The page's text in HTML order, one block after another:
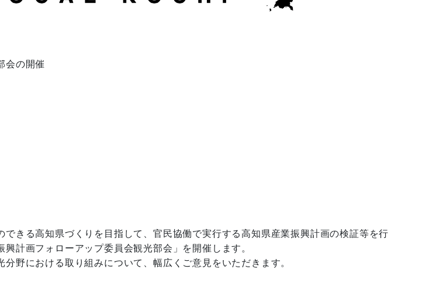
会の開催
きる高知県づくりを目指して、官民協働で実行する高知県産業振興計画の検証等を行
計画フォローアップ委員会観光部会」を開催します。
野における取り組みについて、幅広くご意見をいただきます。